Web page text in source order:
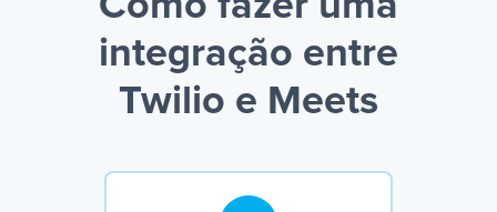
integração entre
Twilio e Meets